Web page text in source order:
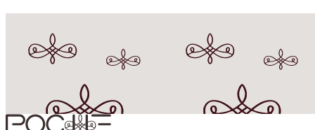
Принимаюполитикуобработки данных